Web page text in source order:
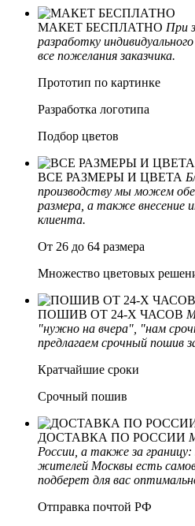
МАКЕТ БЕСПЛАТНО При
разработку
все пожелания заказчика.
Прототип по картинке
Разработка логотипа
Подбор цветов
ВСЕ РАЗМЕРЫ И ЦВЕТА
производству мы можем
размера, а также внесение
клиента.
От 26 до 64 размера
Множество цветовых
ПОШИВ ОТ 24-Х ЧАСОВ
"нужно на вчера", "нам
предлагаем срочный пошив
Кратчайшие сроки
Срочный пошив
ДОСТАВКА ПО РОССИИ
России, а также за
жителей Москвы есть
подберет для вас
Отправка почтой РФ